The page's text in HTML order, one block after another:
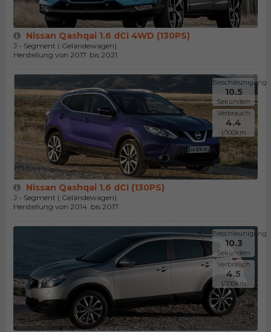
Nissan Qashqai 1.6 dCi 4WD (130PS)
J - Segment ( Geländewagen)
Herstellung von 2017. bis 2021.
Beschleunigung
10.5
Sekunden
Verbrauch
4.4
l/100km
Nissan Qashqai 1.6 dCi (130PS)
J - Segment ( Geländewagen)
Herstellung von 2014. bis 2017.
Beschleunigung
10.3
Sekunden
Verbrauch
4.5
l/100km